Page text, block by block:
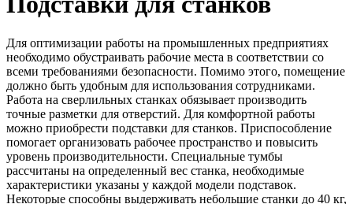
Для оптимизации работы на промышленных предприятиях
необходимо обустраивать рабочие места в соответствии со
всеми требованиями безопасности. Помимо этого, помещение
должно быть удобным для использования сотрудниками.
Работа на сверлильных станках обязывает производить
точные разметки для отверстий. Для комфортной работы
можно приобрести подставки для станков. Приспособление
помогает организовать рабочее пространство и повысить
уровень производительности. Специальные тумбы
рассчитаны на определенный вес станка, необходимые
характеристики указаны у каждой модели подставок.
Некоторые способны выдерживать небольшие станки до 40 кг,